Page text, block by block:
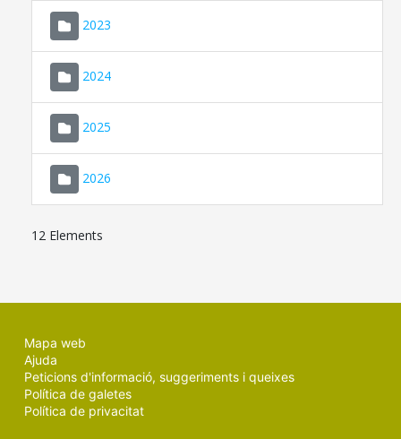
2023
2024
2025
2026
12 Elements
Mapa web
Ajuda
Peticions d'informació, suggeriments i queixes
Política de galetes
Política de privacitat